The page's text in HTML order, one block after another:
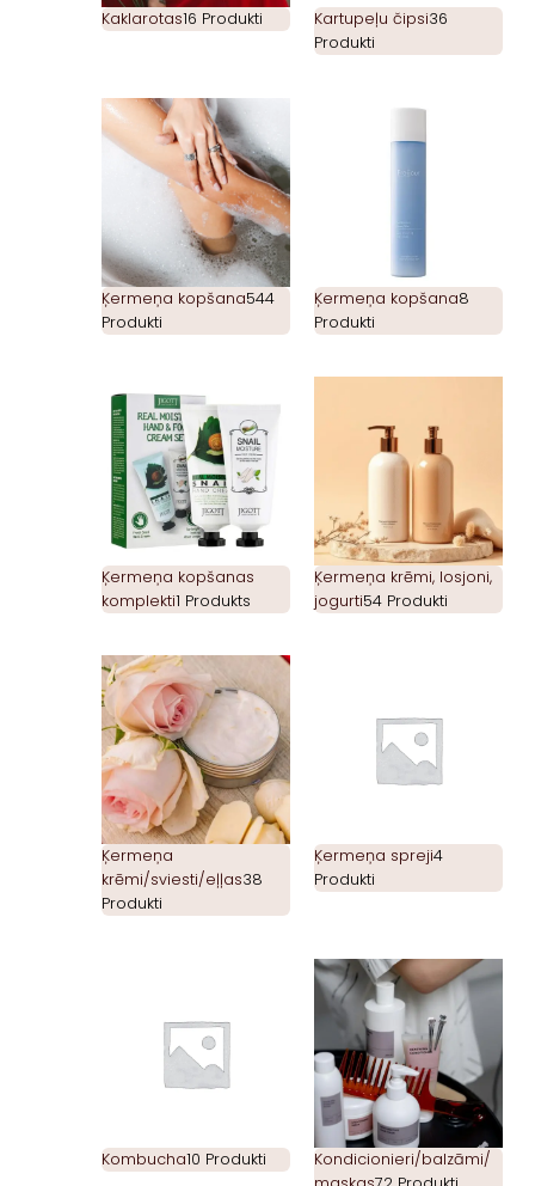
Kaklarotas16 Produkti Kartupeļu čipsi36
Produkti
Ķermeņa kopšana544
Produkti
Ķermeņa kopšana8
Produkti
Ķermeņa kopšanas
komplekti1 Produkts
Ķermeņa krēmi, losjoni,
jogurti54 Produkti
Ķermeņa
krēmi/sviesti/eļļas38
Produkti
Ķermeņa spreji4
Produkti
Kombucha10 Produkti
Kondicionieri/balzāmi/